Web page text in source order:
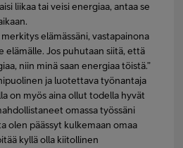
liikaa tai veisi energiaa, antaa se
elämässäni, vastapainona
elämälle. Jos puhutaan siitä, että
niin minä saan energiaa töistä.”
ja luotettava työnantaja
on myös aina ollut todella hyvät
omassa työssäni
olen päässyt kulkemaan omaa
kyllä olla kiitollinen